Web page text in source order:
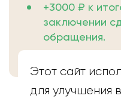
+3000 ₽ к
заключении
обращения.
Этот сайт
для улучшения